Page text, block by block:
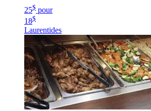
25$ pour
18$
Laurentides